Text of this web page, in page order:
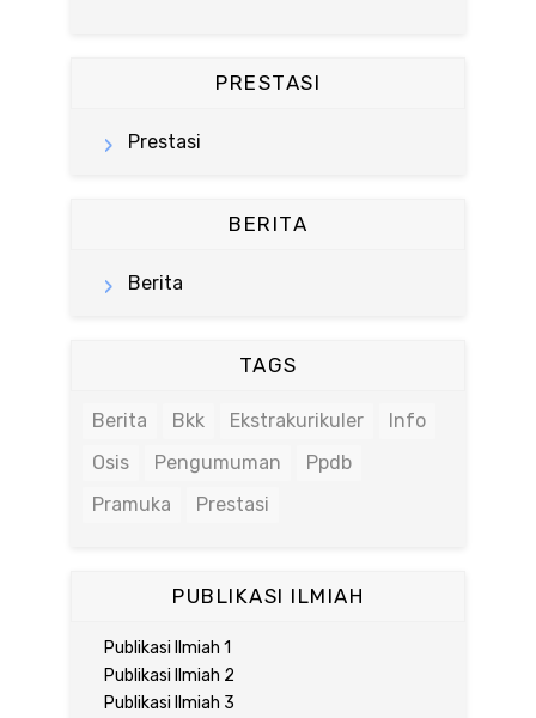
PRESTASI
Prestasi
BERITA
Berita
TAGS
Berita Bkk Ekstrakurikuler
Info
Osis
Pengumuman
Ppdb
Pramuka
Prestasi
PUBLIKASI ILMIAH
Publikasi Ilmiah 1
Publikasi Ilmiah 2
Publikasi Ilmiah 3